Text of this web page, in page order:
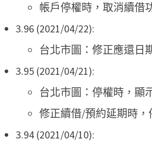
帳戶停權時，取消續借
3.96 (2021/04/22):
台北市圖：修正應還日
3.95 (2021/04/21):
台北市圖：停權時，顯
修正續借/預約延期時
3.94 (2021/04/10):